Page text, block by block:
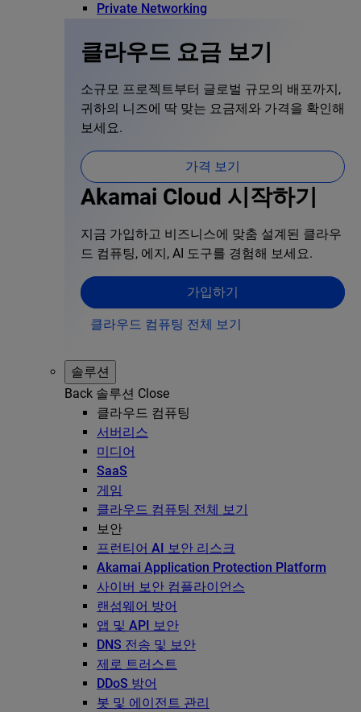
Private Networking
클라우드 요금 보기
소규모 프로젝트부터 글로벌 규모의 배포까지,
귀하의 니즈에 딱 맞는 요금제와 가격을 확인해
보세요.
가격 보기
Akamai Cloud 시작하기
지금 가입하고 비즈니스에 맞춤 설계된 클라우
드 컴퓨팅, 에지, AI 도구를 경험해 보세요.
가입하기
클라우드 컴퓨팅 전체 보기
솔루션
Back 솔루션 Close
클라우드 컴퓨팅
서버리스
미디어
SaaS
게임
클라우드 컴퓨팅 전체 보기
보안
프런티어 AI 보안 리스크
Akamai Application Protection Platform
사이버 보안 컴플라이언스
랜섬웨어 방어
앱 및 API 보안
DNS 전송 및 보안
제로 트러스트
DDoS 방어
봇 및 에이전트 관리